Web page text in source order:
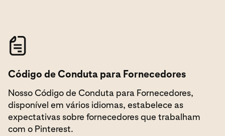
Código de Conduta para Fornecedores
Nosso Código de Conduta para Fornecedores,
disponível em vários idiomas, estabelece as
expectativas sobre fornecedores que trabalham
com o Pinterest.